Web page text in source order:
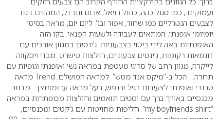
ועמוקים , כמו סגול כהה, כחול רויאל, אדום וחרדל, המהווים ניגוד
לצבעים הנטרליים כמו שחור, אפור ובז’. ליום יום, מראה בסיסי
יומיומי אופנתי, המתאים לעבודה ולשעות הפנאי. בקו הזה
האופנתיות באה לידי ביטוי בצבעוניות. ג’ינסים במגוון אורכים עם
דוגמאות רקומות, ג’ינסים צבעוניים, חולצות טישרט מבדי ויסקוזה
לייקרה, מגוון רחב של סריגי מעטפת במראה נשי ואופנתי וגופיות עם
תחרה. הכל ב-“מיקס אנד מטש” למראה המושלם.
Trend מראה
טרנדי ואופנתי לצעירות בגיל ובנפש, בעל מראה עז ומוחצן. מבחר
מכנסיים באורך ברך עם וסטים תואמים וחולצות מכופתרות במראה
“my boyfriends shirt”.
חליפות מחויטות עם ג’קטים ומכנסיים,